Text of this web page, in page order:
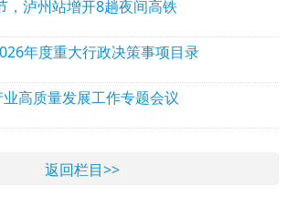
，泸州站增开8趟夜间高铁
年度重大行政决策事项目录
高质量发展工作专题会议
返回栏目>>